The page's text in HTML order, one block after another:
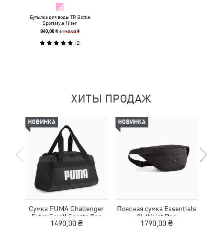
Бутылка для воды TR Bottle
Sportstyle 1liter
840,00 ₴ 1 190,00 ₴
(2)
ХИТЫ ПРОДАЖ
НОВИНКА
Сумка PUMA Challenger
Extra Small Sports Bag
1490,00 ₴
НОВИНКА
Поясная сумка Essentials
2L Waist Bag
1790,00 ₴